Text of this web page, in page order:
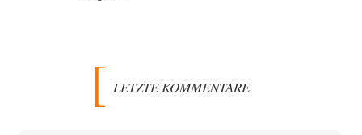
LETZTE KOMMENTARE